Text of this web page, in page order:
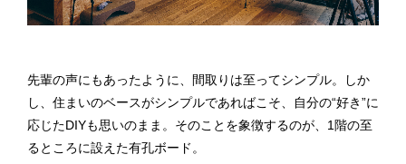
先輩の声にもあったように、間取りは至ってシンプル。しか
し、住まいのベースがシンプルであればこそ、自分の“好き”に
応じたDIYも思いのまま。そのことを象徴するのが、1階の至
るところに設えた有孔ボード。